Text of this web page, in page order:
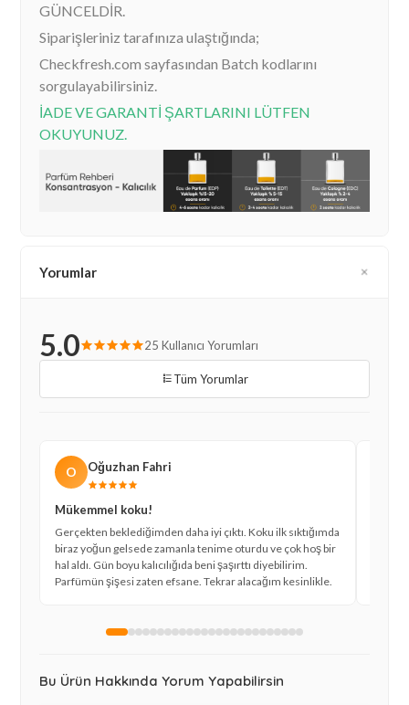
GÜNCELDİR.
Siparişleriniz tarafınıza ulaştığında;
Checkfresh.com sayfasından Batch kodlarını
sorgulayabilirsiniz.
İADE VE GARANTİ ŞARTLARINI LÜTFEN
OKUYUNUZ.
Yorumlar
5.0 25 Kullanıcı Yorumları
Tüm Yorumlar
O Oğuzhan Fahri
Mükemmel koku!
Gerçekten beklediğimden daha iyi çıktı. Koku ilk sıktığımda
biraz yoğun gelsede zamanla tenime oturdu ve çok hoş bir
hal aldı. Gün boyu kalıcılığıda beni şaşırttı diyebilirim.
Parfümün şişesi zaten efsane. Tekrar alacağım kesinlikle.
Bu Ürün Hakkında Yorum Yapabilirsin